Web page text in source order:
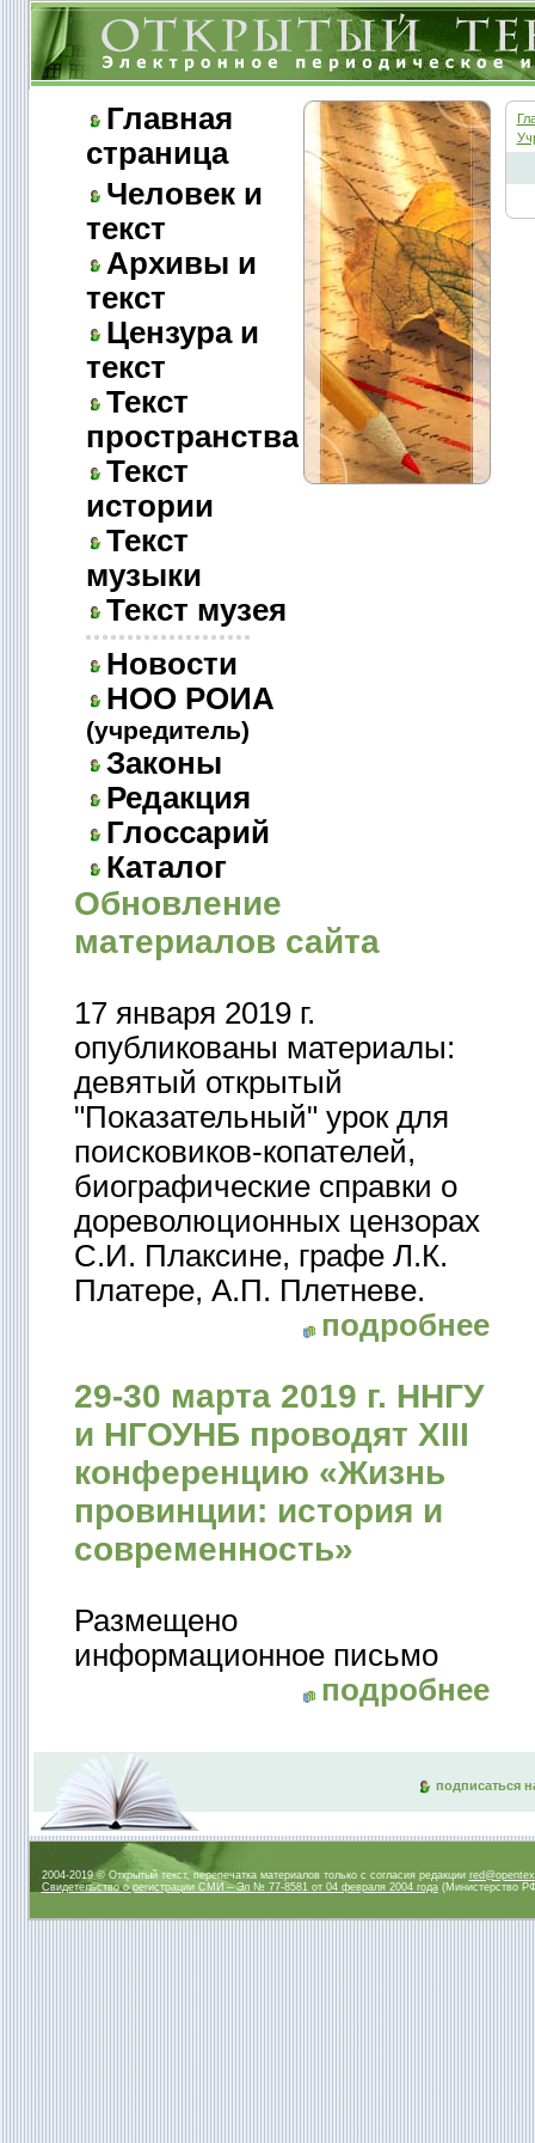
Главная
страница
Человек и
текст
Архивы и
текст
Цензура и
текст
Текст
пространства
Текст
истории
Текст
музыки
Текст музея
Новости
НОО РОИА
(учредитель)
Законы
Редакция
Глоссарий
Каталог
Обновление
материалов сайта
17 января 2019 г.
опубликованы материалы:
девятый открытый
"Показательный" урок для
поисковиков-копателей,
биографические справки о
дореволюционных цензорах
С.И. Плаксине, графе Л.К.
Платере, А.П. Плетневе.
подробнее
29-30 марта 2019 г. ННГУ
и НГОУНБ проводят ХIII
конференцию «Жизнь
провинции: история и
современность»
Размещено
информационное письмо
подробнее
подписаться
2004-2019 © Открытый текст, перепечатка материалов только с согласия редакции
Свидетельство о регистрации СМИ – Эл № 77-8581 от 04 февраля 2004 года(Министерство РФ